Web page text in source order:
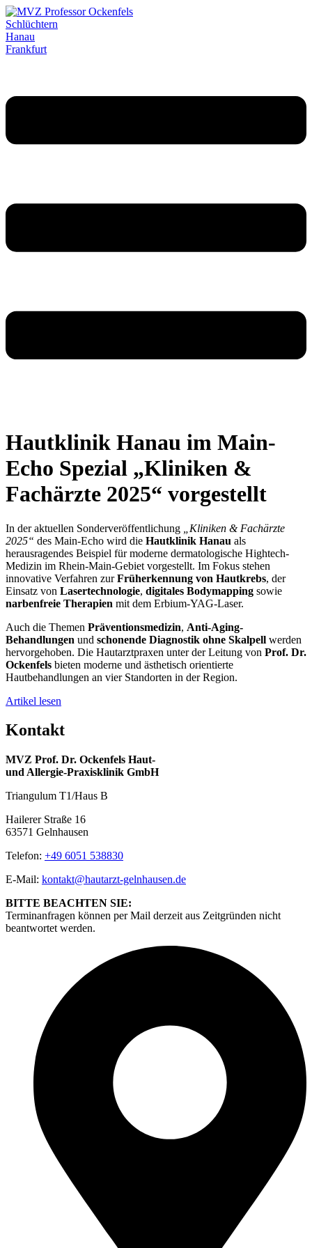
Schlüchtern
Hanau
Frankfurt
Hautklinik Hanau im Main-
Echo Spezial „Kliniken &
Fachärzte 2025“ vorgestellt
In der aktuellen Sonderveröffentlichung
„Kliniken & Fachärzte
2025“ des Main-Echo wird die Hautklinik Hanau als
herausragendes Beispiel für moderne dermatologische Hightech-
Medizin im Rhein-Main-Gebiet vorgestellt. Im Fokus stehen
innovative Verfahren zurFrüherkennung von Hautkrebs, der
Einsatz von Lasertechnologie, digitales Bodymapping sowie
narbenfreie Therapien mit dem Erbium-YAG-Laser.
Auch die Themen Präventionsmedizin, Anti-Aging-
Behandlungen und schonende Diagnostik ohne Skalpell werden
hervorgehoben. Die Hautarztpraxen unter der Leitung von Prof. Dr.
Ockenfels bieten moderne und ästhetisch orientierte
Hautbehandlungen an vier Standorten in der Region.
Artikel lesen
Kontakt
MVZ Prof. Dr. Ockenfels Haut-
und Allergie-Praxisklinik GmbH
Triangulum T1/Haus B
Hailerer Straße 16
63571 Gelnhausen
Telefon: +49 6051 538830
E-Mail: kontakt@hautarzt-gelnhausen.de
BITTE BEACHTEN SIE:
Terminanfragen können per Mail derzeit aus Zeitgründen nicht
beantwortet werden.